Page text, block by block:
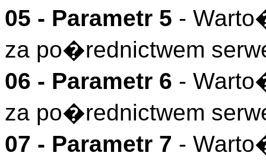
05 - Parametr 5 -
za po�rednictwem
06 - Parametr 6 -
za po�rednictwem
07 - Parametr 7 -